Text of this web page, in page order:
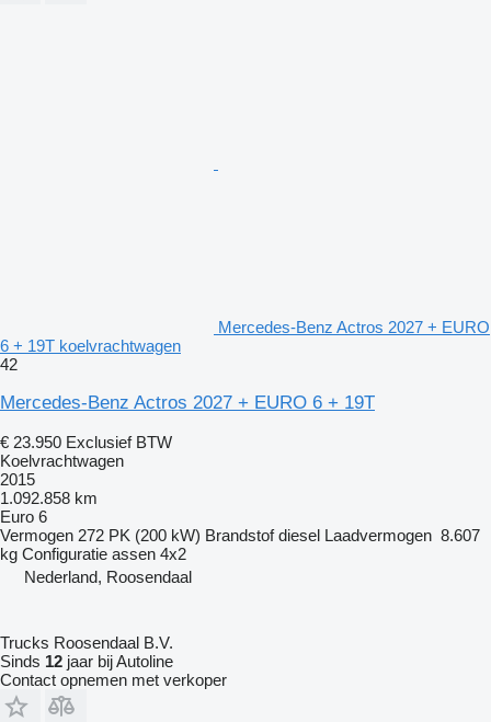
Mercedes-Benz Actros 2027 + EURO
6 + 19T koelvrachtwagen
42
Mercedes-Benz Actros 2027 + EURO 6 + 19T
€ 23.950 Exclusief BTW
Koelvrachtwagen
2015
1.092.858 km
Euro 6
Vermogen 272 PK (200 kW) Brandstof diesel Laadvermogen 8.607
kg Configuratie assen 4x2
Nederland, Roosendaal
Trucks Roosendaal B.V.
Sinds 12 jaar bij Autoline
Contact opnemen met verkoper